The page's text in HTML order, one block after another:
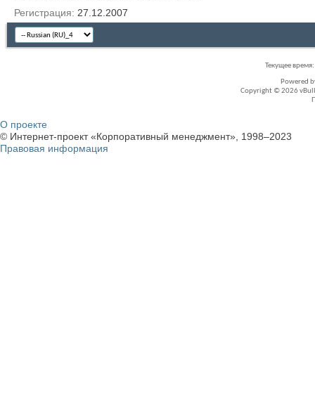
Регистрация
27.12.2007
Текущее время:
Powered
Copyright © 2026
О проекте
© Интернет-проект «Корпоративный менеджмент», 1998–2023
Правовая информация